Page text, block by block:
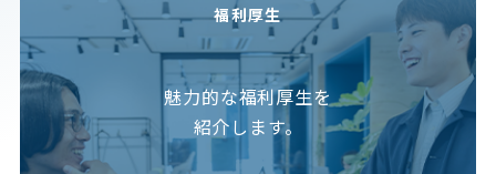
福利厚生
魅力的な福利厚生を
紹介します。